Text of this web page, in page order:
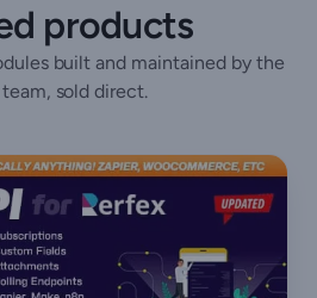
products
built and maintained by the
team, sold direct.